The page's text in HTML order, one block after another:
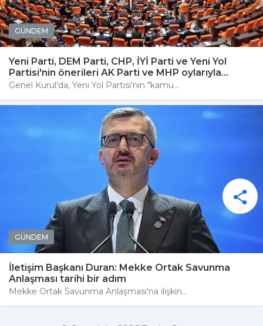
GÜNDEM
Yeni Parti, DEM Parti, CHP, İYİ Parti ve Yeni Yol
Partisi'nin önerileri AK Parti ve MHP oylarıyla...
Genel Kurul'da, Yeni Yol Partisi'nin "kamu...
GÜNDEM
İletişim Başkanı Duran: Mekke Ortak Savunma
Anlaşması tarihi bir adım
Mekke Ortak Savunma Anlaşması'na ilişkin...